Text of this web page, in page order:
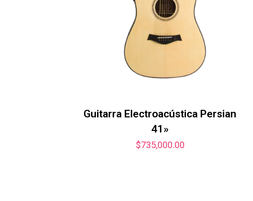
Guitarra Electroacústica Persian
41»
$735,000.00